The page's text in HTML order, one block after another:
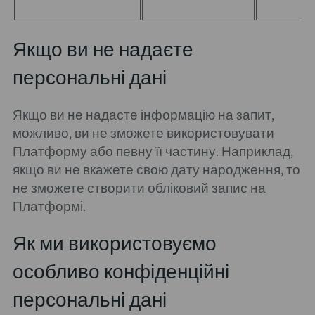
Якщо ви не надаєте
персональні дані
Якщо ви не надасте інформацію на запит,
можливо, ви не зможете використовувати
Платформу або певну її частину. Наприклад,
якщо ви не вкажете свою дату народження, то
не зможете створити обліковий запис на
Платформі.
Як ми використовуємо
особливо конфіденційні
персональні дані